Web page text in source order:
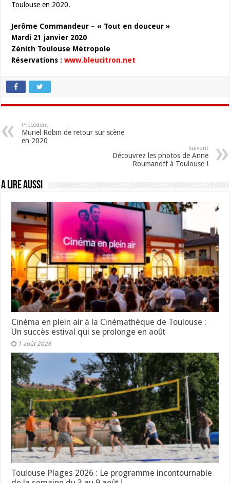
Toulouse en 2020.
Jerôme Commandeur – « Tout en douceur »
Mardi 21 janvier 2020
Zénith Toulouse Métropole
Réservations :www.bleucitron.net
Précédent
Muriel Robin de retour sur scène
en 2020
Suivant
Découvrez les photos de Anne
Roumanoff à Toulouse !
A lire aussi
Cinéma en plein air à la Cinémathèque de Toulouse :
Un succès estival qui se prolonge en août
1 août 2026
Toulouse Plages 2026 : Le programme incontournable